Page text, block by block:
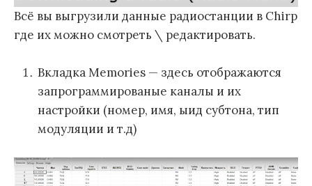
Всё вы выгрузили данные радиостанции в Chirp
где их можно смотреть \ редактировать.
Вкладка Memories — здесь отображаются
запрограммированые каналы и их
настройки (номер, имя, ыид субтона, тип
модуляции и т.д)